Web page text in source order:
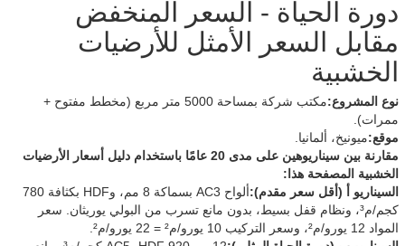
دورة الحياة - السعر المنخفض
مقابل السعر الأمثل للأرضيات
الخشبية
نوع المشروع:
مكتب شركة بمساحة 5000 متر مربع (مخطط مفتوح +
ممرات).
موقع:ميونيخ، ألمانيا.
مقارنة بين سيناريوهين على مدى 20 عامًا باستخدام دليل أسعار الأرضيات
الخشبية المصفحة هذا:
السيناريو أ (أقل سعر مقدم):
ألواح AC3 بسماكة 8 مم، وHDF بكثافة 780
كجم/م³، ونظام قفل بسيط، بدون مانع تسرب من البولي يوريثان. سعر
المواد 12 يورو/م²، وسعر التركيب 10 يورو/م² = 22 يورو/م².